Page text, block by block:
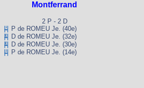
Montferrand
2 P - 2 D
P de ROMEU Je. (40e)
D de ROMEU Je. (32e)
D de ROMEU Je. (30e)
P de ROMEU Je. (14e)